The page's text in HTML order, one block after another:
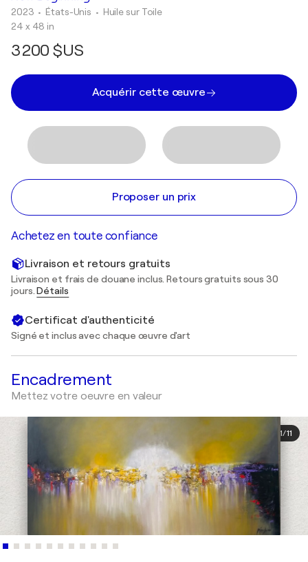
2023 • États-Unis • Huile sur Toile
24 x 48 in
3 200 $US
Acquérir cette œuvre
Proposer un prix
Achetez en toute confiance
Livraison et retours gratuits
Livraison et frais de douane inclus. Retours gratuits sous 30
jours.Détails
Certificat d'authenticité
Signé et inclus avec chaque œuvre d'art
Encadrement
Mettez votre oeuvre en valeur
1/11